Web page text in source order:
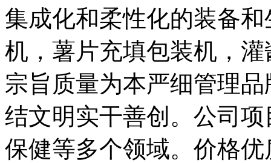
集成化和柔性化的装备
机，薯片充填包装机，
宗旨质量为本严细管理
结文明实干善创。公司
保健等多个领域。价格